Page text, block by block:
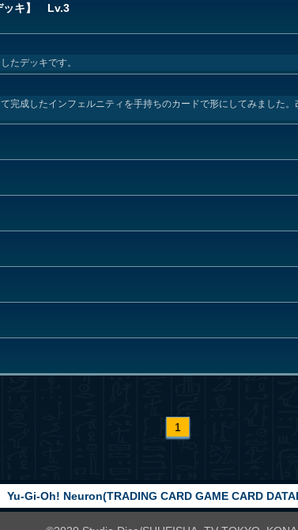
ッキ】 Lv.3
たデッキです。
完成したインフェルニティを手持ちのカードで形にしてみました
1
Yu-Gi-Oh! Neuron(TRADING CARD GAME CARD